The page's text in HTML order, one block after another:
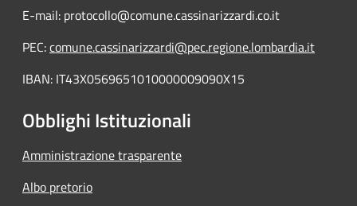
E-mail: protocollo@comune.cassinarizzardi.co.it
PEC:comune.cassinarizzardi@pec.regione.lombardia.it
IBAN: IT43X0569651010000009090X15
Obblighi Istituzionali
Amministrazione trasparente
Albo pretorio